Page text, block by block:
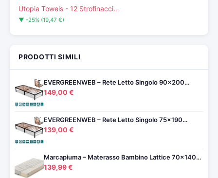
Utopia Towels - 12 Strofinacci…
▼ -25% (19,47 €)
PRODOTTI SIMILI
EVERGREENWEB – Rete Letto Singolo 90×200…
149,00 €
EVERGREENWEB – Rete Letto Singolo 75×190…
139,00 €
Marcapiuma – Materasso Bambino Lattice 70×140…
139,99 €